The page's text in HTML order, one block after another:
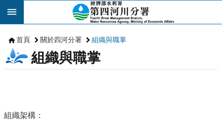
跳到主要內容區塊
首頁 關於四河分署 組織與職掌
組織與職掌
組織架構：